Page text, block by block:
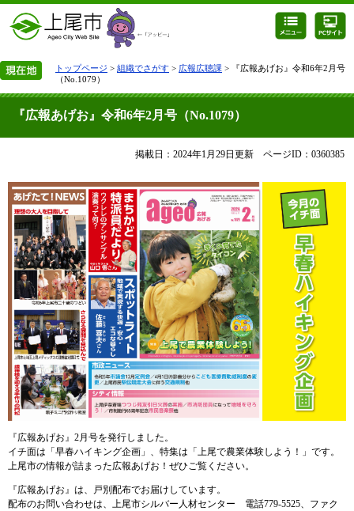
トップページ > 組織でさがす > 広報広聴課 > 『広報あげお』令和6年2月号
（No.1079）
『広報あげお』令和6年2月号（No.1079）
掲載日：2024年1月29日更新 ページID：0360385
『広報あげお』2月号を発行しました。
イチ面は「早春ハイキング企画」、特集は「上尾で農業体験しよう！」です。
上尾市の情報が詰まった広報あげお！ぜひご覧ください。
『広報あげお』は、戸別配布でお届けしています。
配布のお問い合わせは、上尾市シルバー人材センター 電話779-5525、ファク